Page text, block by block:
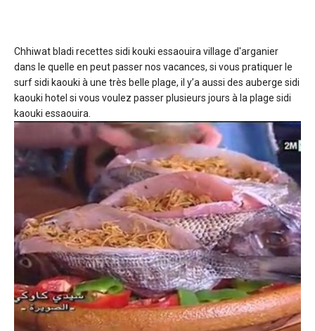
Chhiwat bladi recettes sidi kouki essaouiravillage d'arganier
dans le quelle en peut passer nos vacances, si vous pratiquer le
surf sidi kaouki à une très belle plage, il y’a aussi des auberge sidi
kaouki hotel si vous voulez passer plusieurs jours à la plage sidi
kaouki essaouira.